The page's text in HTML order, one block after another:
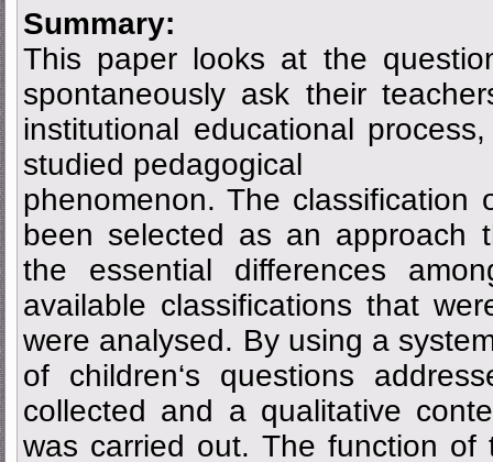
Summary:
This paper looks at the
spontaneously ask their
institutional educational
studied pedagogical
phenomenon. The classification
been selected as an approach
the essential differences
available classifications that
were analysed. By using a
of children‘s questions
collected and a qualitative
was carried out. The function of